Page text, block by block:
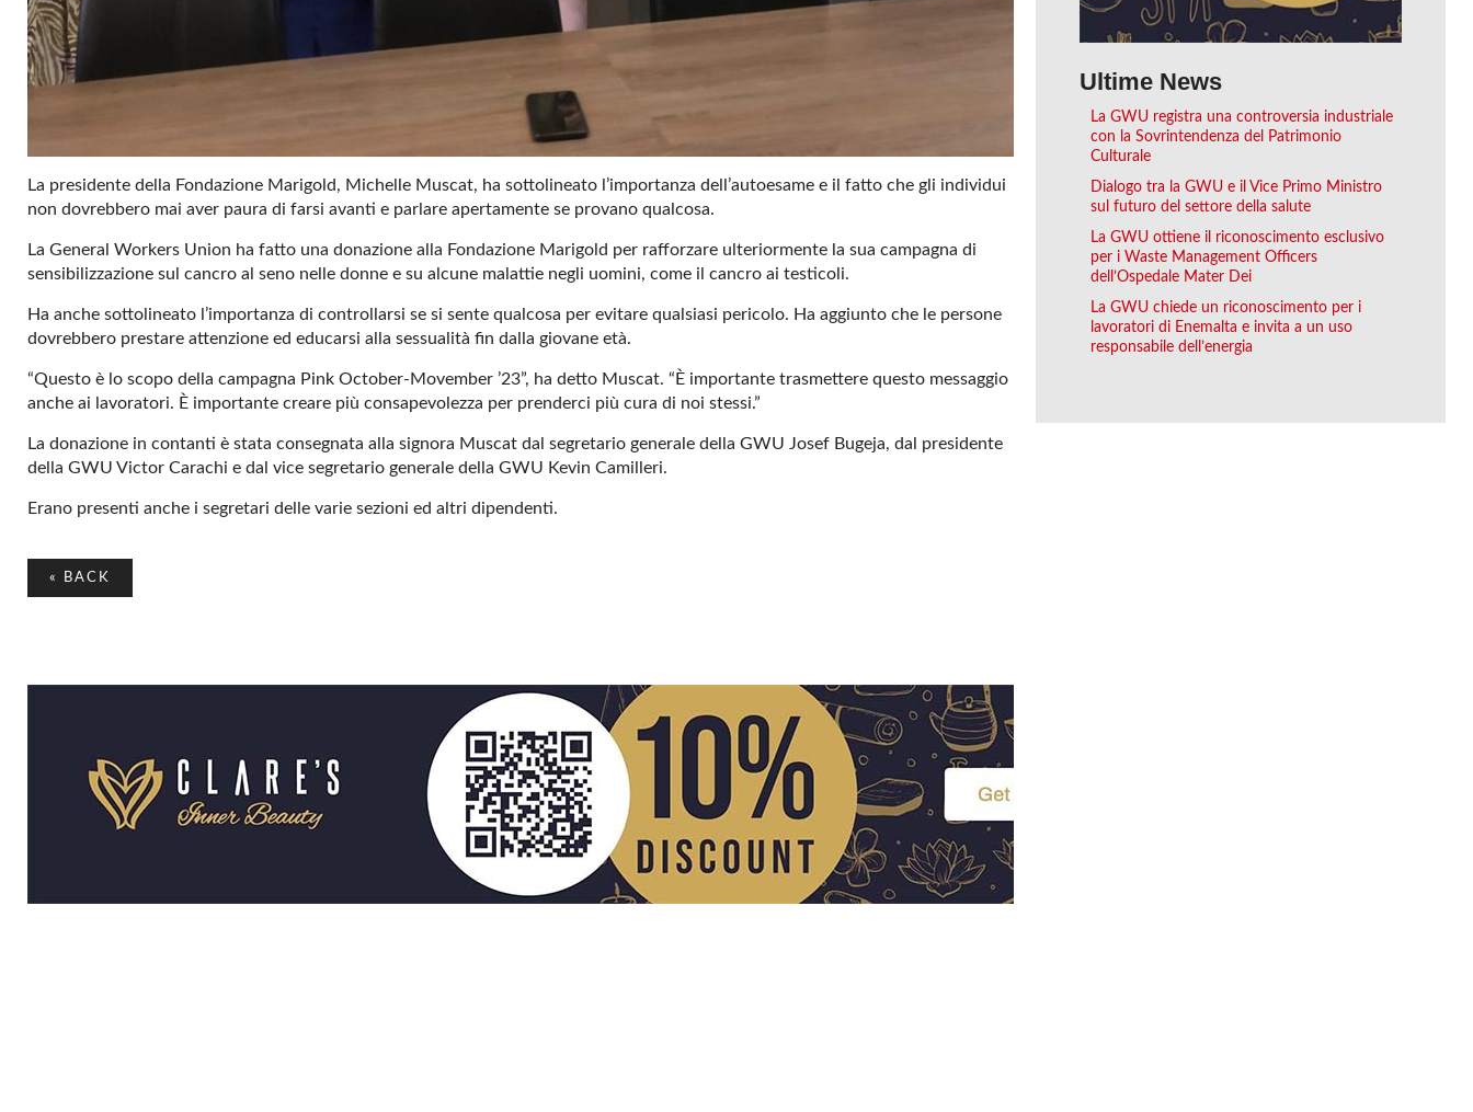
La presidente della Fondazione Marigold, Michelle Muscat, ha sottolineato l’importanza dell’autoesame e il fatto che gli individui
non dovrebbero mai aver paura di farsi avanti e parlare apertamente se provano qualcosa.
La General Workers Union ha fatto una donazione alla Fondazione Marigold per rafforzare ulteriormente la sua campagna di
sensibilizzazione sul cancro al seno nelle donne e su alcune malattie negli uomini, come il cancro ai testicoli.
Ha anche sottolineato l’importanza di controllarsi se si sente qualcosa per evitare qualsiasi pericolo. Ha aggiunto che le persone
dovrebbero prestare attenzione ed educarsi alla sessualità fin dalla giovane età.
“Questo è lo scopo della campagna Pink October-Movember ’23”, ha detto Muscat. “È importante trasmettere questo messaggio
anche ai lavoratori. È importante creare più consapevolezza per prenderci più cura di noi stessi.”
La donazione in contanti è stata consegnata alla signora Muscat dal segretario generale della GWU Josef Bugeja, dal presidente
della GWU Victor Carachi e dal vice segretario generale della GWU Kevin Camilleri.
Erano presenti anche i segretari delle varie sezioni ed altri dipendenti.
« BACK
Ultime News
La GWU registra una controversia industriale
con la Sovrintendenza del Patrimonio
Culturale
Dialogo tra la GWU e il Vice Primo Ministro
sul futuro del settore della salute
La GWU ottiene il riconoscimento esclusivo
per i Waste Management Officers
dell’Ospedale Mater Dei
La GWU chiede un riconoscimento per i
lavoratori di Enemalta e invita a un uso
responsabile dell’energia